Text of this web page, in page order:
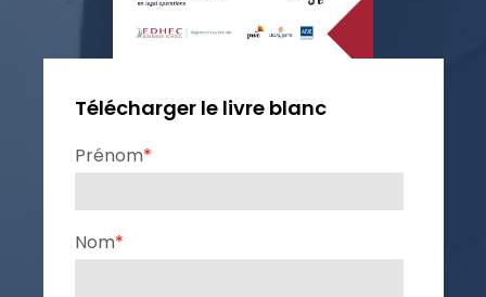
Télécharger le livre blanc
Prénom*
Nom*